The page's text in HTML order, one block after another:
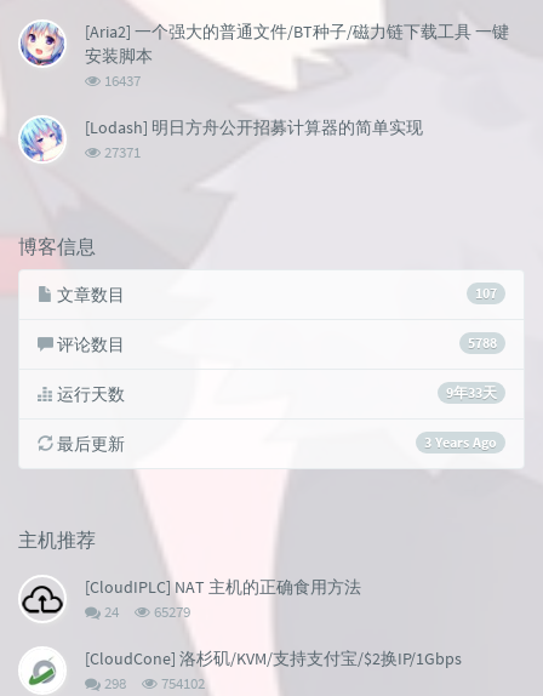
次
数:
[Aria2] 一个强大的普通文件/BT种子/磁力链下载工具 一键
安装脚本
浏
次
16437
[Lodash] 明日方舟公开招募计算器的简单实现
浏
27371
博客信息
107
文章数目
5788
评论数目
9年33天
运行天数
3 Years Ago
最后更新
主机推荐
[CloudIPLC] NAT 主机的正确食用方法
评
数：
24
浏
次
数:
65279
[CloudCone] 洛杉矶/KVM/支持支付宝/$2换IP/1Gbps
评
298
浏
754102